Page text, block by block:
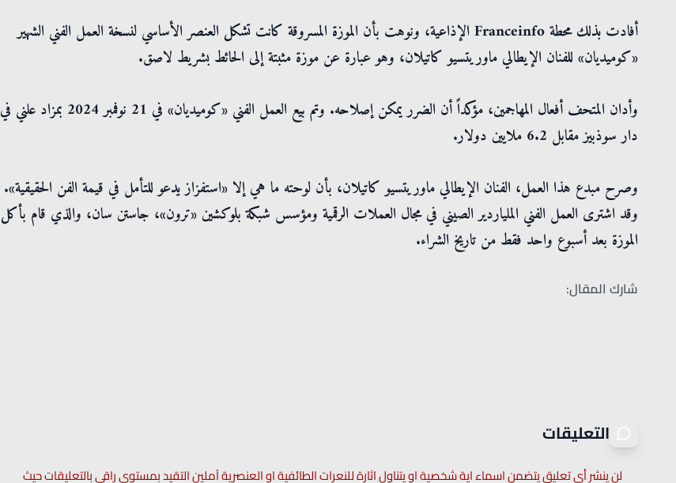
أفادت بذلك محطة Franceinfo الإذاعية، ونوهت بأن الموزة المسروقة كانت تشكل العنصر الأساسي لنسخة العمل الفني الشهير
«كوميديان» للفنان الإيطالي ماوريتسيو كاتيلان، وهو عبارة عن موزة مثبتة إلى الحائط بشريط لاصق.
وأدان المتحف أفعال المهاجمين، مؤكداً أن الضرر يمكن إصلاحه. وتم بيع العمل الفني «كوميديان» في 21 نوفمبر 2024 بمزاد علني في
دار سوذبيز مقابل 6.2 ملايين دولار.
وصرح مبدع هذا العمل، الفنان الإيطالي ماوريتسيو كاتيلان، بأن لوحته ما هي إلا «استفزاز يدعو للتأمل في قيمة الفن الحقيقية».
وقد اشترى العمل الفني الملياردير الصيني في مجال العملات الرقمية ومؤسس شبكة بلوكشين «ترون»، جاستن سان، والذي قام بأكل
الموزة بعد أسبوع واحد فقط من تاريخ الشراء.
شارك المقال:
التعليقات
لن ينشر أي تعليق يتضمن اسماء اية شخصية او يتناول اثارة للنعرات الطائفية او العنصرية آملين التقيد بمستوى راقي بالتعليقات حيث